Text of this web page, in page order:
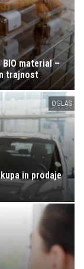
material –
trajnost
OGLAS
in prodaje